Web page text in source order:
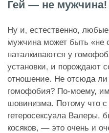
Гей — не мужчина!
Ну и, естественно,
мужчина может быть «не
наталкиваются у
установки, и порождают
отношение. Не отсюда ли
гомофобия? По-моему,
шовинизма. Потому что с
гетеросексуала Валеры,
косяков, — это очень и